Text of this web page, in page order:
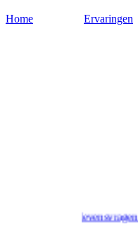
Home Ervaringen
uw levensvragen.